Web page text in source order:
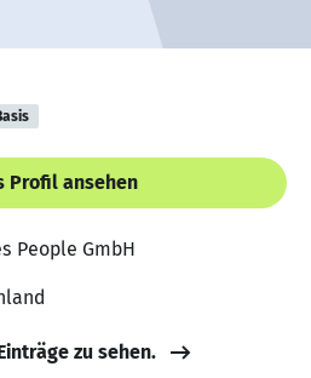
Profil ansehen
People GmbH
zu sehen.